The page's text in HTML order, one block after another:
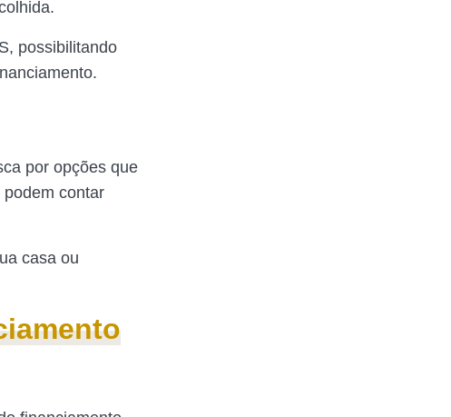
possibilitando
por opções que
contar
casa ou